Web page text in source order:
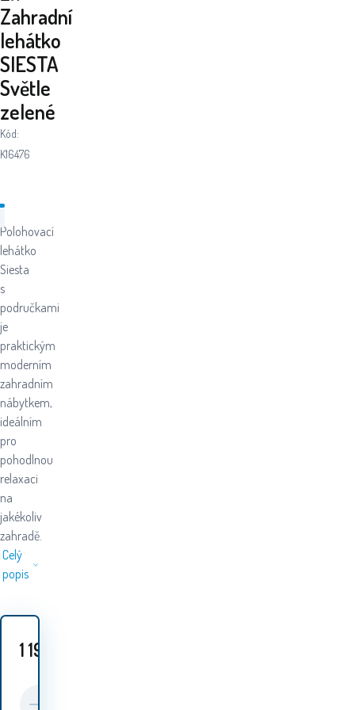
Zahradní
lehátko
SIESTA
Světle
zelené
Kód:
K16476
Polohovací
lehátko
Siesta
s
područkami
je
praktickým
moderním
zahradním
nábytkem,
ideálním
pro
pohodlnou
relaxaci
na
jakékoliv
zahradě.
Celý
popis
1 199